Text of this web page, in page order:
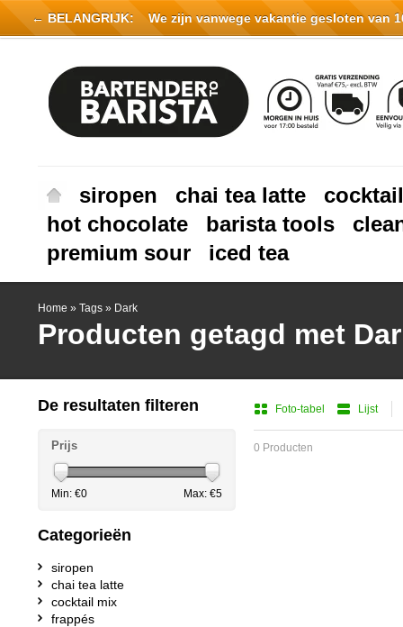
siropen chai tea latte
hot chocolate
barista tools
premium sour
iced tea
Home » Tags » Dark
Producten getagd met
Foto-tabel Lijst
0 Producten
De resultaten filteren
Prijs
Min: €0 Max: €5
Categorieën
siropen
chai tea latte
cocktail mix
frappés
← BELANGRIJK: We zijn vanwege vakantie gesloten van